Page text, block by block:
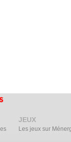
JEUX
Les jeux sur